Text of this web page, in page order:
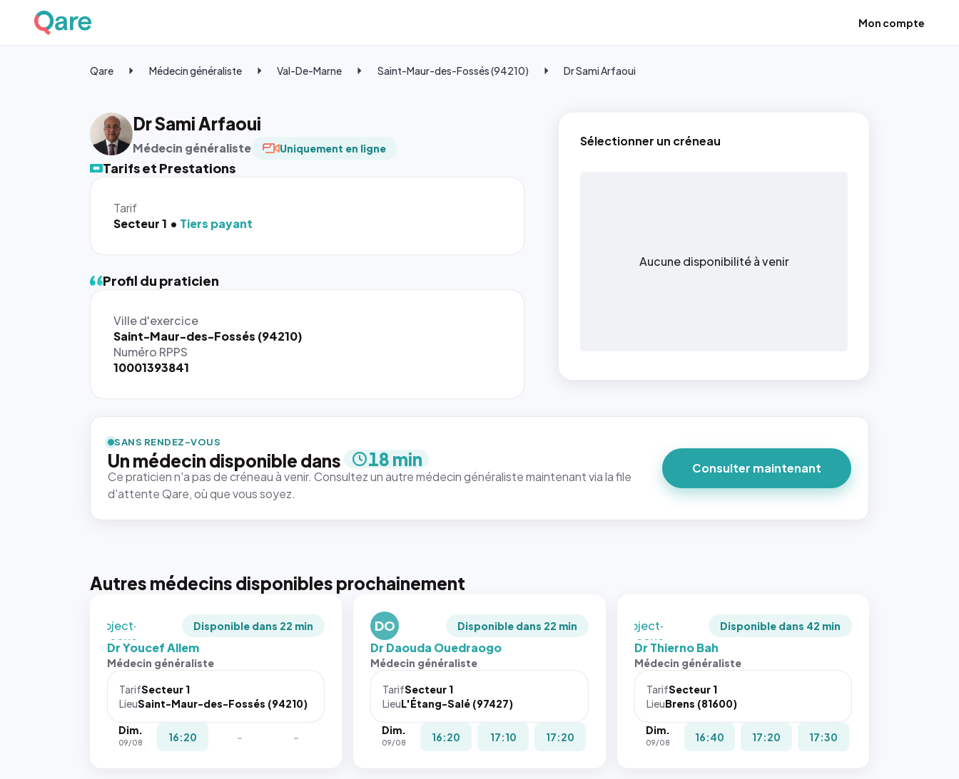
Mon compte
Qare Médecin généraliste Val-De-Marne Saint-Maur-des-Fossés (94210) Dr Sami Arfaoui
Dr Sami Arfaoui
Médecin généraliste Uniquement en ligne
Tarifs et Prestations
Tarif
Secteur 1
Tiers payant
Sélectionner un créneau
Aucune disponibilité à venir
Profil du praticien
Ville d'exercice
Saint-Maur-des-Fossés (94210)
Numéro RPPS
10001393841
SANS RENDEZ-VOUS
Un médecin disponible dans 18 min
Ce praticien n'a pas de créneau à venir. Consultez un autre médecin généraliste maintenant via la file
d'attente Qare, où que vous soyez.
Consulter maintenant
Autres médecins disponibles prochainement
rendue par
`.profile-
picture`,
et un
rapport 1:1
qui reste
juste à
photo est
recadrée
`object-
fit: cover`.
Sans ces
navigateur
pas la
place, et
Disponible dans 22 min
Dr Youcef Allem
Médecin généraliste
TarifSecteur 1
LieuSaint-Maur-des-Fossés (94210)
Dim.
09/08 16:20 - -
DO Disponible dans 22 min
Dr Daouda Ouedraogo
Médecin généraliste
TarifSecteur 1
LieuL'Étang-Salé (97427)
Dim.
09/08 16:20 17:10 17:20
rendue par
picture`,
et un
rapport 1:1
juste à
`object-
fit: cover`.
Sans ces
navigateur
pas la
place, et
Disponible dans 42 min
Dr Thierno Bah
Médecin généraliste
TarifSecteur 1
LieuBrens (81600)
Dim.
09/08 16:40 17:20 17:30